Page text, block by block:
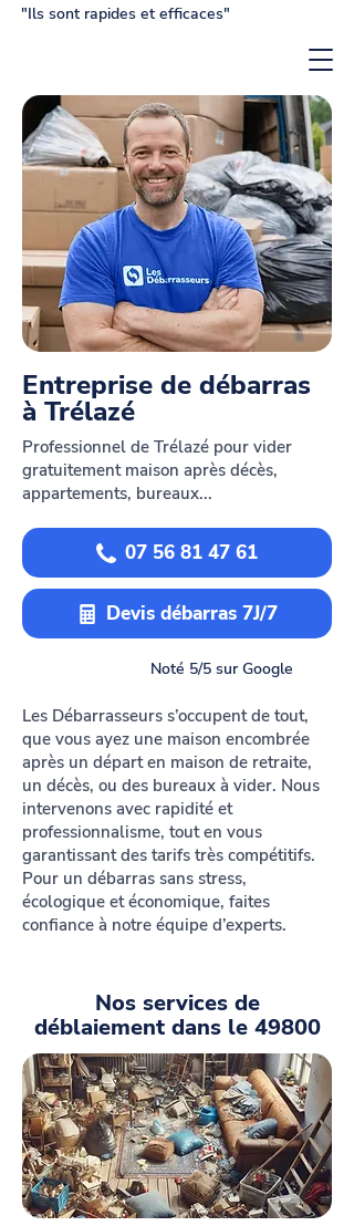
"Ils sont rapides et efficaces"
Entreprise de débarras
à Trélazé
Professionnel de Trélazé pour vider
gratuitement maison après décès,
appartements, bureaux...
07 56 81 47 61
Devis débarras 7J/7
Noté 5/5 sur Google
Les Débarrasseurs s’occupent de tout,
que vous ayez une maison encombrée
après un départ en maison de retraite,
un décès, ou des bureaux à vider. Nous
intervenons avec rapidité et
professionnalisme, tout en vous
garantissant des tarifs très compétitifs.
Pour un débarras sans stress,
écologique et économique, faites
confiance à notre équipe d’experts.
Nos services de
déblaiement dans le 49800